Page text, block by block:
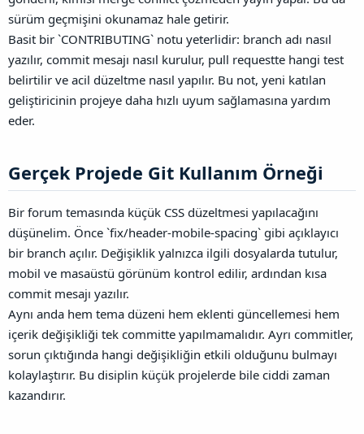
sürüm geçmişini okunamaz hale getirir.
Basit bir `CONTRIBUTING` notu yeterlidir: branch adı nasıl
yazılır, commit mesajı nasıl kurulur, pull requestte hangi test
belirtilir ve acil düzeltme nasıl yapılır. Bu not, yeni katılan
geliştiricinin projeye daha hızlı uyum sağlamasına yardım
eder.
Gerçek Projede Git Kullanım Örneği​
Bir forum temasında küçük CSS düzeltmesi yapılacağını
düşünelim. Önce `fix/header-mobile-spacing` gibi açıklayıcı
bir branch açılır. Değişiklik yalnızca ilgili dosyalarda tutulur,
mobil ve masaüstü görünüm kontrol edilir, ardından kısa
commit mesajı yazılır.
Aynı anda hem tema düzeni hem eklenti güncellemesi hem
içerik değişikliği tek committe yapılmamalıdır. Ayrı commitler,
sorun çıktığında hangi değişikliğin etkili olduğunu bulmayı
kolaylaştırır. Bu disiplin küçük projelerde bile ciddi zaman
kazandırır.